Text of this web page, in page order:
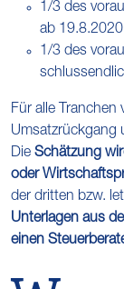
1/3 des
ab
1/3 des
Für alle
Umsatzrückgang
Die Schätzung
oder
der dritten bzw.
Unterlagen aus
einen